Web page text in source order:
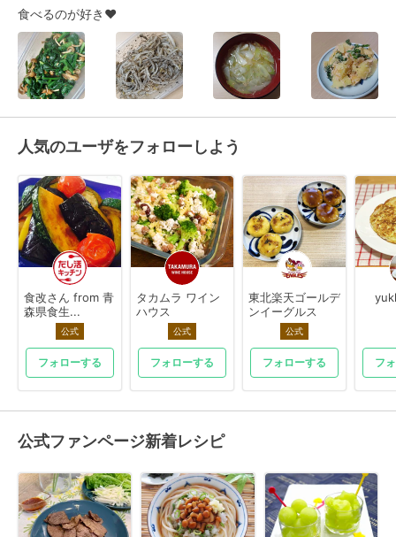
食べるのが好き❤️
人気のユーザをフォローしよう
食改さん from 青
森県食生...
公式
フォローする
タカムラ ワイン
ハウス
公式
フォローする
東北楽天ゴールデ
ンイーグルス
公式
フォローする フ
公式ファンページ新着レシピ